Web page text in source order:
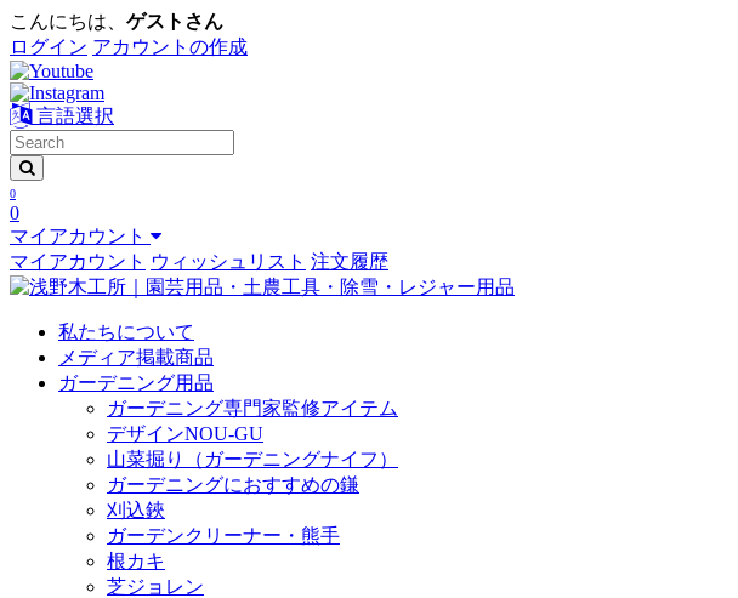
こんにちは、 ゲストさん
ログイン アカウントの作成
言語選択
0
0
マイアカウント
マイアカウント ウィッシュリスト 注文履歴
私たちについて
メディア掲載商品
ガーデニング用品
ガーデニング専門家監修アイテム
デザインNOU-GU
山菜掘り（ガーデニングナイフ）
ガーデニングにおすすめの鎌
刈込鋏
ガーデンクリーナー・熊手
根カキ
芝ジョレン